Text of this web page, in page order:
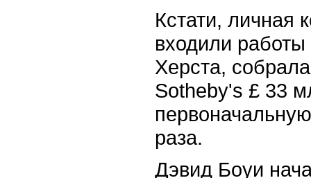
Кстати, личная
входили
Херста,
Sotheby's £ 33
раза.
Дэвид Боуи